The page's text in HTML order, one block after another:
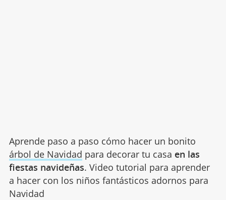
Aprende paso a paso cómo hacer un bonito
árbol de Navidad para decorar tu casa en las
fiestas navideñas. Video tutorial para aprender
a hacer con los niños fantásticos adornos para
Navidad